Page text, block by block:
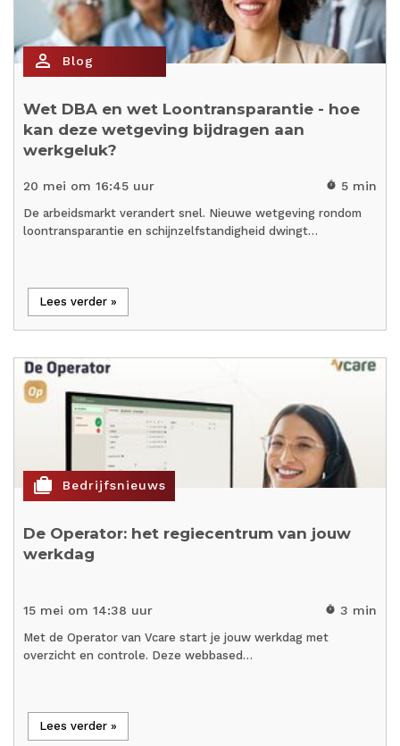
person_outline Blog
Wet DBA en wet Loontransparantie - hoe
kan deze wetgeving bijdragen aan
werkgeluk?
20 mei om 16:45 uur timer 5 min
De arbeidsmarkt verandert snel. Nieuwe wetgeving rondom
loontransparantie en schijnzelfstandigheid dwingt…
Lees verder »
cases Bedrijfsnieuws
De Operator: het regiecentrum van jouw
werkdag
15 mei om 14:38 uur timer 3 min
Met de Operator van Vcare start je jouw werkdag met
overzicht en controle. Deze webbased…
Lees verder »